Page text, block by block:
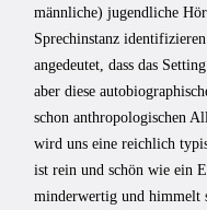
männliche) jugendliche
Sprechinstanz
angedeutet, dass das
aber diese
schon anthropologischen
wird uns eine reichlich
ist rein und schön wie ein
minderwertig und himmelt